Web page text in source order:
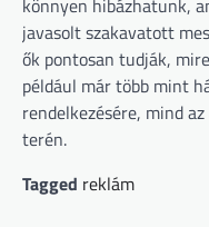
könnyen hibázhatunk,
javasolt szakavatott
ők pontosan tudják,
például már több mint
rendelkezésére, mind
terén.
Tagged reklám